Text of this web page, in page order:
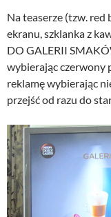
Na teaserze (tzw.
ekranu, szklanka z
DO GALERII
wybierając czerwony
reklamę wybierając
przejść od razu do